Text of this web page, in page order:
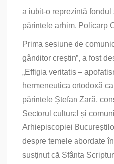
a iubit‑o reprezintă fondul
părintele arhim. Policarp
Prima sesiune de
gânditor creștin”, a fost
„Effigia veritatis –
hermeneutica ortodoxă
părintele Ștefan Zară,
Sectorul cultural și
Arhiepiscopiei
despre temele abordate
susținut că Sfânta